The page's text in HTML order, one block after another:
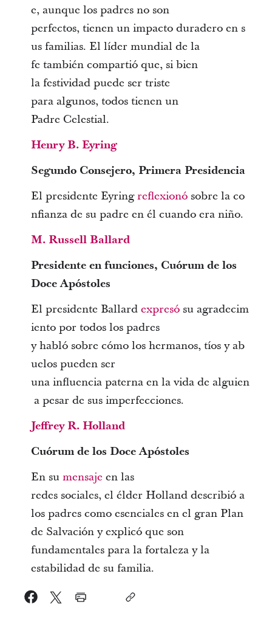
e, aunque los padres no son
perfectos, tienen un impacto duradero en s
us familias. El líder mundial de la
fe también compartió que, si bien
la festividad puede ser triste
para algunos, todos tienen un
Padre Celestial.
Henry B. Eyring
Segundo Consejero, Primera Presidencia
El presidente Eyringreflexionósobre la co
nfianza de su padre en él cuando era niño.
M. Russell Ballard
Presidente en funciones, Cuórum de los
Doce Apóstoles
El presidente Ballard expresósu agradecim
iento por todos los padres
y habló sobre cómo los hermanos, tíos y ab
uelos pueden ser
una influencia paterna en la vida de alguien
a pesar de sus imperfecciones.
Jeffrey R. Holland
Cuórum de los Doce Apóstoles
En su mensaje en las
redes sociales, el élder Holland describió a
los padres como esenciales en el gran Plan
de Salvación y explicó que son
fundamentales para la fortaleza y la
estabilidad de su familia.